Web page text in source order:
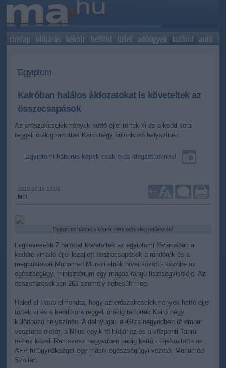
címlap időjárás kékhír belföld üzlet adóügyek külföld autó
Egyiptom
Kairóban halálos áldozatokat is követeltek az
összecsapások
Az erőszakcselekmények hétfő éjjel törtek ki és a kedd kora
reggeli órákig tartottak Kairó négy különböző helyszínén.
Egyiptomi háborús képek csak erős idegzetűeknek!
2013.07.16 13:01
MTI
+-
Egyiptomi háborús képek csak erős idegzetűeknek!
Legkevesebb 7 halottat követeltek az egyiptomi fővárosban a
keddre virradó éjjel lezajlott összecsapások a rendőrök és a
megbuktatott Mohamed Murszi elnök hívei között - közölte az
egészségügyi minisztérium egy magas rangú tisztségviselője. Az
összetűzésekben 261 személy sebesült meg.
Háled al-Hatíb elmondta, hogy az erőszakcselekmények hétfő éjjel
törtek ki és a kedd kora reggeli órákig tartottak Kairó négy
különböző helyszínén. A délnyugati el-Gíza negyedben öt ember
vesztette életét, a Nílus egyik fő hídjához és a központi Tahrír
térhez közeli Ramszesz negyedben pedig kettő - tájékoztatta az
AFP hírügynökséget egy másik egészségügyi vezető, Mohamed
Szoltán.